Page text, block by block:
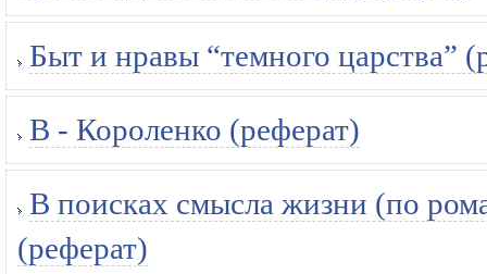
Быт и нравы “темного царства”
В - Короленко (реферат)
В поисках смысла жизни (по
(реферат)